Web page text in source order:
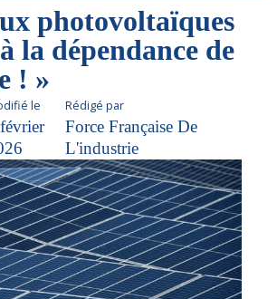
photovoltaïques
la dépendance de
! »
le Rédigé par
Force Française De
L'industrie